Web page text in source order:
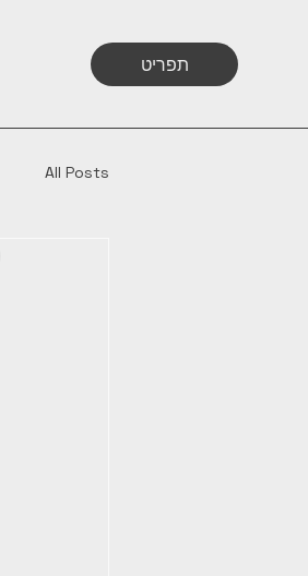
תפריט
All Posts